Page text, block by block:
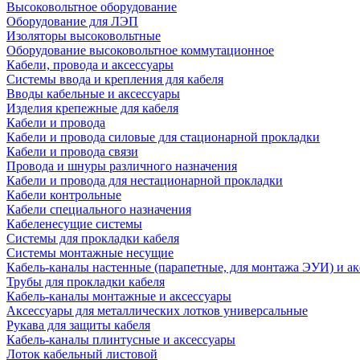
Высоковольтное оборудование
Оборудование для ЛЭП
Изоляторы высоковольтные
Оборудование высоковольтное коммутационное
Кабели, провода и аксессуары
Системы ввода и крепления для кабеля
Вводы кабельные и аксессуары
Изделия крепежные для кабеля
Кабели и провода
Кабели и провода силовые для стационарной прокладки
Кабели и провода связи
Провода и шнуры различного назначения
Кабели и провода для нестационарной прокладки
Кабели контрольные
Кабели специального назначения
Кабеленесущие системы
Системы для прокладки кабеля
Системы монтажные несущие
Кабель-каналы настенные (парапетные, для монтажа ЭУИ) и
Трубы для прокладки кабеля
Кабель-каналы монтажные и аксессуары
Аксессуары для металлических лотков универсальные
Рукава для защиты кабеля
Кабель-каналы плинтусные и аксессуары
Лоток кабельный листовой